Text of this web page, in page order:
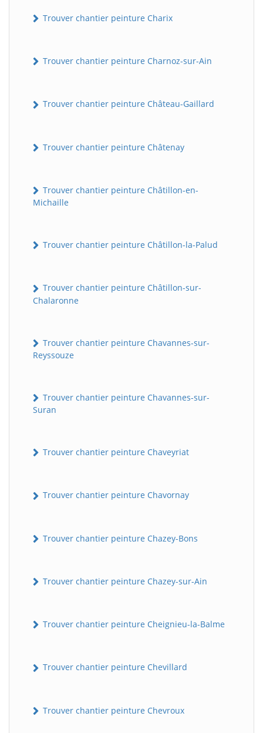
Trouver chantier peinture Charix
Trouver chantier peinture Charnoz-sur-Ain
Trouver chantier peinture Château-Gaillard
Trouver chantier peinture Châtenay
Trouver chantier peinture Châtillon-en-
Michaille
Trouver chantier peinture Châtillon-la-Palud
Trouver chantier peinture Châtillon-sur-
Chalaronne
Trouver chantier peinture Chavannes-sur-
Reyssouze
Trouver chantier peinture Chavannes-sur-
Suran
Trouver chantier peinture Chaveyriat
Trouver chantier peinture Chavornay
Trouver chantier peinture Chazey-Bons
Trouver chantier peinture Chazey-sur-Ain
Trouver chantier peinture Cheignieu-la-Balme
Trouver chantier peinture Chevillard
Trouver chantier peinture Chevroux
Assistant en ligne